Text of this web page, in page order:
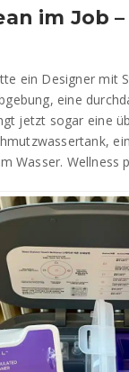
im Job
ein Designer mit
eine
jetzt sogar eine
Wasser. Wellness